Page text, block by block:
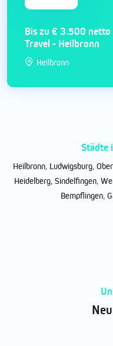
Bis zu € 3.500
Travel - Heilbronn
Heilbronn
Städte
Heilbronn, Ludwigsburg,
Heidelberg, Sindelfingen,
Bempflingen,